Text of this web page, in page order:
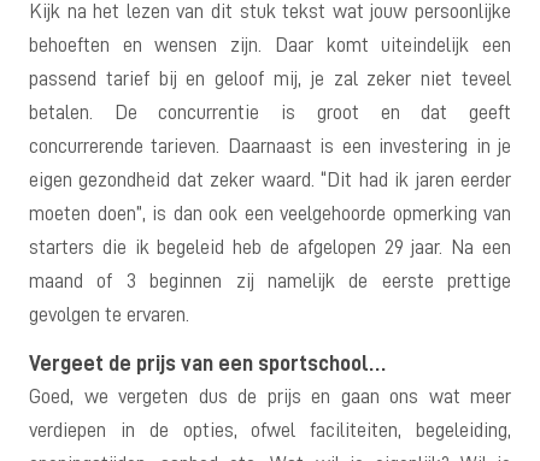
Kijk na het lezen van dit stuk tekst wat jouw persoonlijke
behoeften en wensen zijn. Daar komt uiteindelijk een
passend tarief bij en geloof mij, je zal zeker niet teveel
betalen. De concurrentie is groot en dat geeft
concurrerende tarieven. Daarnaast is een investering in je
eigen gezondheid dat zeker waard. “Dit had ik jaren eerder
moeten doen”, is dan ook een veelgehoorde opmerking van
starters die ik begeleid heb de afgelopen 29 jaar. Na een
maand of 3 beginnen zij namelijk de eerste prettige
gevolgen te ervaren.
Vergeet de prijs van een sportschool…
Goed, we vergeten dus de prijs en gaan ons wat meer
verdiepen in de opties, ofwel faciliteiten, begeleiding,